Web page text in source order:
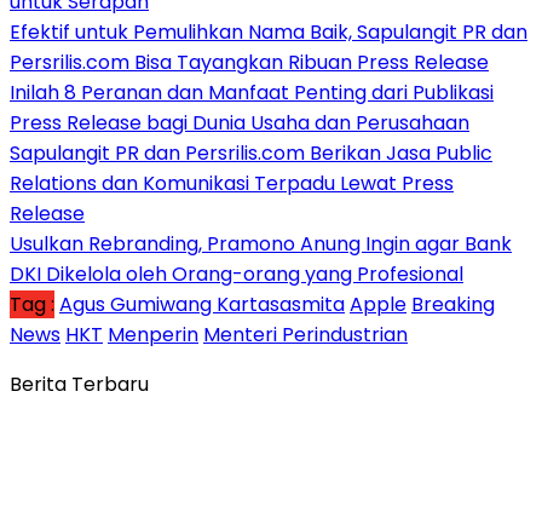
Efektif untuk Pemulihkan Nama Baik, Sapulangit PR dan
Persrilis.com Bisa Tayangkan Ribuan Press Release
Inilah 8 Peranan dan Manfaat Penting dari Publikasi
Press Release bagi Dunia Usaha dan Perusahaan
Sapulangit PR dan Persrilis.com Berikan Jasa Public
Relations dan Komunikasi Terpadu Lewat Press
Release
Usulkan Rebranding, Pramono Anung Ingin agar Bank
DKI Dikelola oleh Orang-orang yang Profesional
Tag : Agus Gumiwang KartasasmitaApple Breaking
News HKT Menperin Menteri Perindustrian
Berita Terbaru